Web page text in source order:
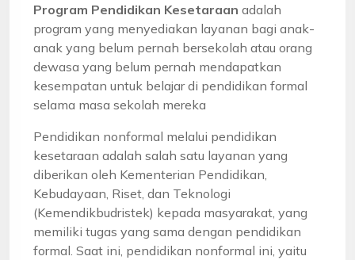
Program Pendidikan Kesetaraan adalah
program yang menyediakan layanan bagi anak-
anak yang belum pernah bersekolah atau orang
dewasa yang belum pernah mendapatkan
kesempatan untuk belajar di pendidikan formal
selama masa sekolah mereka
Pendidikan nonformal melalui pendidikan
kesetaraan adalah salah satu layanan yang
diberikan oleh Kementerian Pendidikan,
Kebudayaan, Riset, dan Teknologi
(Kemendikbudristek) kepada masyarakat, yang
memiliki tugas yang sama dengan pendidikan
formal. Saat ini, pendidikan nonformal ini, yaitu